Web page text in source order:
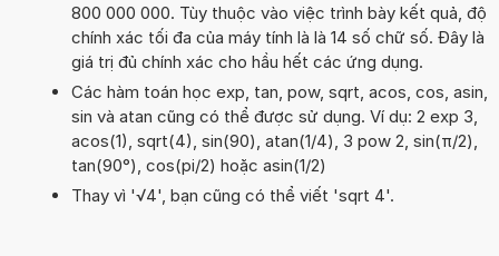
800 000 000. Tùy thuộc vào việc trình bày kết quả, độ
chính xác tối đa của máy tính là là 14 số chữ số. Đây là
giá trị đủ chính xác cho hầu hết các ứng dụng.
Các hàm toán học exp, tan, pow, sqrt, acos, cos, asin,
sin và atan cũng có thể được sử dụng. Ví dụ: 2 exp 3,
acos(1), sqrt(4), sin(90), atan(1/4), 3 pow 2, sin(π/2),
tan(90°), cos(pi/2) hoặc asin(1/2)
Thay vì '√4', bạn cũng có thể viết 'sqrt 4'.